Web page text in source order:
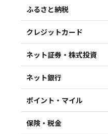
ふるさと納税
クレジットカード
ネット証券・株式投資
ネット銀行
ポイント・マイル
保険・税金